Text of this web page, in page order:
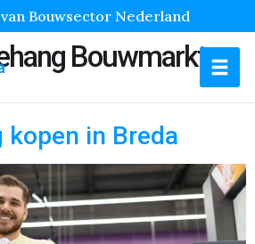
Bouwsector Nederland
Bouwmarkt
kopen in Breda